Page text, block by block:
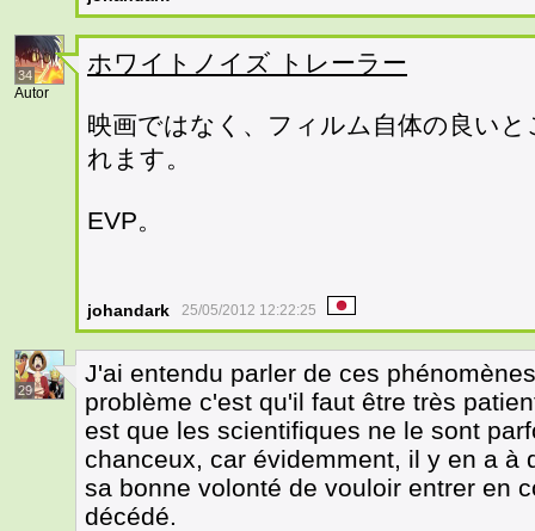
34
Autor
ホワイトノイズ トレーラー
映画ではなく、フィルム自体の良い
れます。
EVP。
johandark 25/05/2012 12:22:25
29
J'ai entendu parler de ces
problème c'est qu'il faut être très
est que les scientifiques ne le sont
chanceux, car évidemment, il y en a à
sa bonne volonté de vouloir entrer en
décédé.